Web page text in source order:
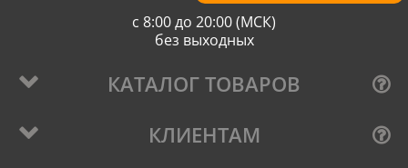
с 8:00 до 20:00 (МСК)
без выходных
КАТАЛОГ ТОВАРОВ
КЛИЕНТАМ